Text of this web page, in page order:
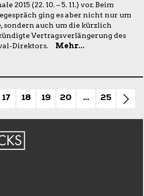
2015 (22. 10. – 5. 11.) vor. Beim
ging es aber nicht nur um
sondern auch um die kürzlich
Vertragsverlängerung des
Direktors.
Mehr...
17 18 19 20 ... 25